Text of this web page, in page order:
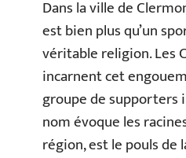
Dans la ville de
est bien plus qu’un
véritable religion. Les
incarnent cet
groupe de supporters
nom évoque les
région, est le pouls de